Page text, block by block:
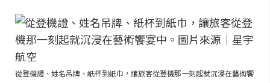
從登機證、姓名吊牌、紙杯到紙巾，讓旅客從登機那一刻起就沉浸在藝術饗